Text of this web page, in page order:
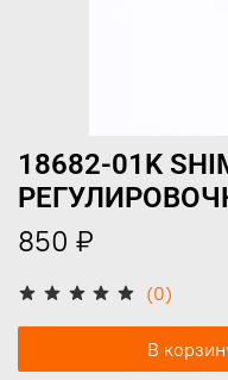
(0)
18682-01K
850 ₽
В